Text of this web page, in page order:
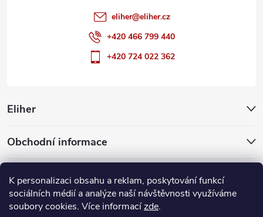
K personalizaci obsahu a reklam, poskytování funkcí
sociálních médií a analýze naší návštěvnosti využíváme
soubory cookies. Více informacízde.
Eliher
Obchodní informace
Partnerské weby
eliher@eliher.cz
+420 466 799 440
+420 724 022 362